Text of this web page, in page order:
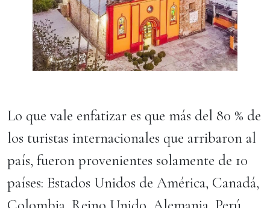
Lo que vale enfatizar es que más del 80 % de
los turistas internacionales que arribaron al
país, fueron provenientes solamente de 10
países: Estados Unidos de América, Canadá,